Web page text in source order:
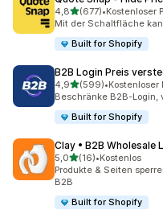
4,8von 5 Sternen
(677)
677 Rezensionen
•Kostenloser
Mit der Schaltfläche
Built for Shopify
B2B Login Preis
4,9von 5 Sternen
(599)
599 Rezensionen
•Kostenloser
Beschränke B2B-Login,
Built for Shopify
Clay • B2B Wholesale
5,0von 5 Sternen
(16)
16 Rezensionen
•Kostenlos
Produkte & Seiten
B2B
Built for Shopify